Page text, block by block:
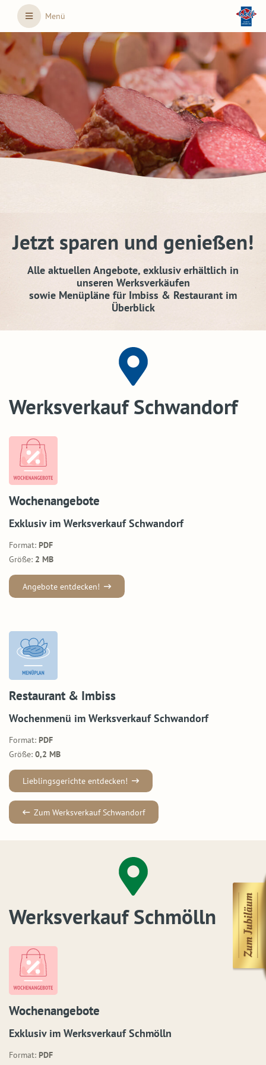
Skip to main content
Menü
Jetzt sparen und genießen!
Alle aktuellen Angebote, exklusiv erhältlich in
unseren Werksverkäufen
sowie Menüpläne für Imbiss & Restaurant im
Überblick
Werksverkauf Schwandorf
Wochenangebote
Exklusiv im Werksverkauf Schwandorf
Format: PDF
Größe: 2 MB
Angebote entdecken!
Restaurant & Imbiss
Wochenmenü im Werksverkauf Schwandorf
Format: PDF
Größe: 0,2 MB
Lieblingsgerichte entdecken!
Zum Werksverkauf Schwandorf
Werksverkauf Schmölln
Wochenangebote
Exklusiv im Werksverkauf Schmölln
Format: PDF